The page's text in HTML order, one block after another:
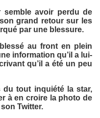
semble avoir perdu de
grand retour sur les
par une blessure.
au front en plein
information qu’il a lui-
qu’il a été un peu
du tout inquiété la star,
à en croire la photo de
Twitter.